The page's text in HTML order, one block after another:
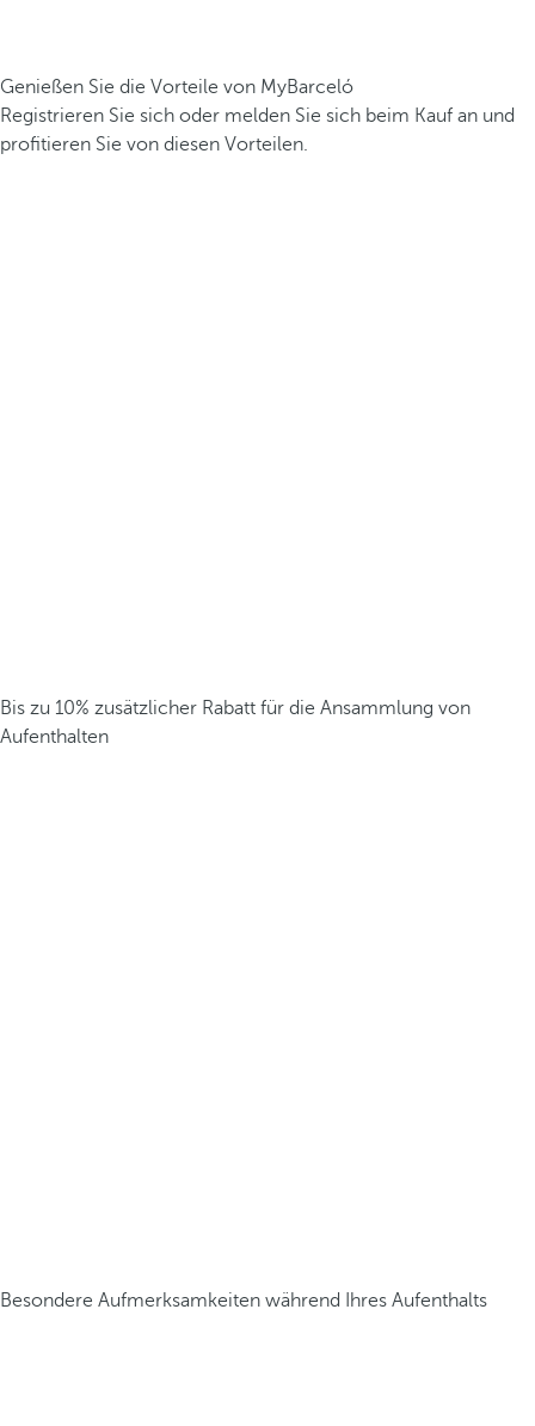
Genießen Sie die Vorteile von MyBarceló
Registrieren Sie sich oder melden Sie sich beim Kauf an und
profitieren Sie von diesen Vorteilen.
Bis zu 10% zusätzlicher Rabatt für die Ansammlung von
Aufenthalten
Besondere Aufmerksamkeiten während Ihres Aufenthalts